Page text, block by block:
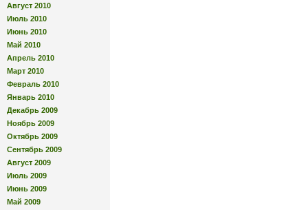
Август 2010
Июль 2010
Июнь 2010
Май 2010
Апрель 2010
Март 2010
Февраль 2010
Январь 2010
Декабрь 2009
Ноябрь 2009
Октябрь 2009
Сентябрь 2009
Август 2009
Июль 2009
Июнь 2009
Май 2009